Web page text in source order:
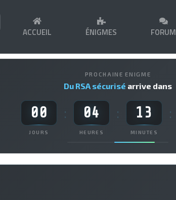
ACCUEIL ÉNIGMES FORUM
PROCHAINE ENIGME
Du RSA sécurisé arrive dans
00
JOURS
: 04
HEURES
: 13
MINUTES
: